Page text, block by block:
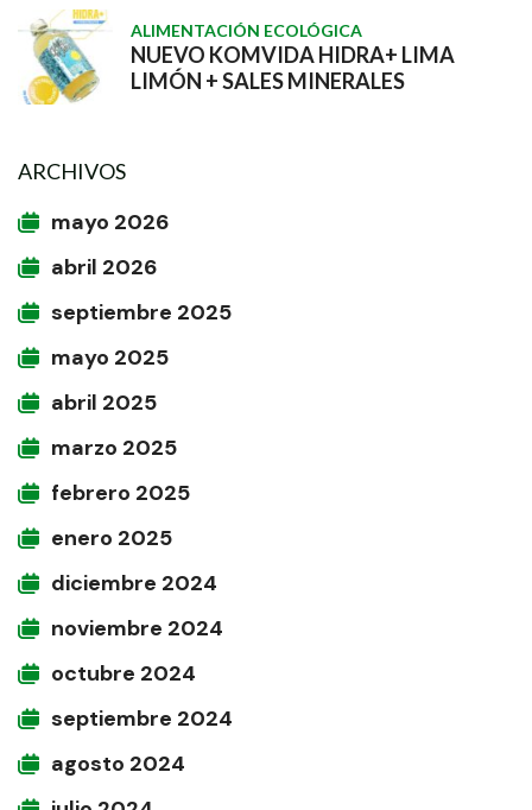
ALIMENTACIÓN ECOLÓGICA
NUEVO KOMVIDA HIDRA+ LIMA
LIMÓN + SALES MINERALES
ARCHIVOS
mayo 2026
abril 2026
septiembre 2025
mayo 2025
abril 2025
marzo 2025
febrero 2025
enero 2025
diciembre 2024
noviembre 2024
octubre 2024
septiembre 2024
agosto 2024